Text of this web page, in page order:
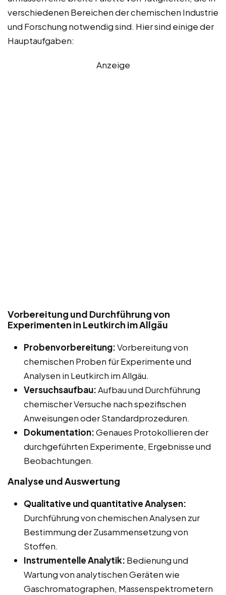
verschiedenen Bereichen der chemischen Industrie
und Forschung notwendig sind. Hier sind einige der
Hauptaufgaben:
Anzeige
Vorbereitung und Durchführung von
Experimenten in Leutkirch im Allgäu
Probenvorbereitung:Vorbereitung von
chemischen Proben für Experimente und
Analysen in Leutkirch im Allgäu.
Versuchsaufbau:Aufbau und Durchführung
chemischer Versuche nach spezifischen
Anweisungen oder Standardprozeduren.
Dokumentation:Genaues Protokollieren der
durchgeführten Experimente, Ergebnisse und
Beobachtungen.
Analyse und Auswertung
Qualitative und quantitative Analysen:
Durchführung von chemischen Analysen zur
Bestimmung der Zusammensetzung von
Stoffen.
Instrumentelle Analytik: Bedienung und
Wartung von analytischen Geräten wie
Gaschromatographen, Massenspektrometern